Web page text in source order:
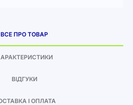
ВСЕ ПРО ТОВАР
ВІДГУКИ
І ОПЛАТА